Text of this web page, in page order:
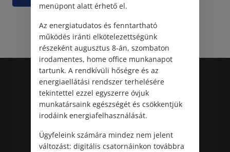
menüpont alatt érhető el.
Az energiatudatos és fenntartható
működés iránti elkötelezettségünk
részeként augusztus 8-án, szombaton
irodamentes, home office munkanapot
tartunk. A rendkívüli hőségre és az
energiaellátási rendszer terhelésére
tekintettel ezzel egyszerre óvjuk
munkatársaink egészségét és csökkentjük
irodáink energiafelhasználását.
Ügyfeleink számára mindez nem jelent
változást: digitális csatornáinkon továbbra